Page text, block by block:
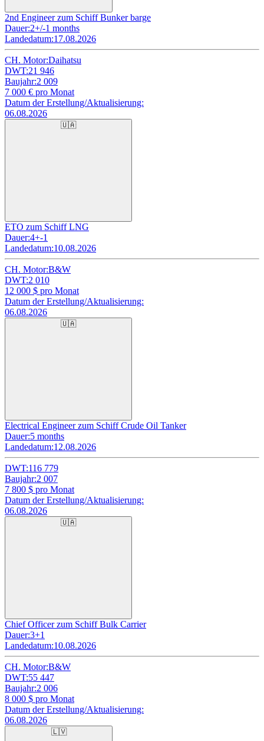
2nd Engineer zum Schiff Bunker barge
Dauer:2+/-1 months
Landedatum:17.08.2026
CH. Motor:Daihatsu
DWT:21 946
Baujahr:2 009
7 000 € pro Monat
Datum der Erstellung/Aktualisierung:
06.08.2026
🇺🇦
ETO zum Schiff LNG
Dauer:4+-1
Landedatum:10.08.2026
CH. Motor:B&W
DWT:2 010
12 000 $ pro Monat
Datum der Erstellung/Aktualisierung:
06.08.2026
🇺🇦
Electrical Engineer zum Schiff Crude Oil Tanker
Dauer:5 months
Landedatum:12.08.2026
DWT:116 779
Baujahr:2 007
7 800 $ pro Monat
Datum der Erstellung/Aktualisierung:
06.08.2026
🇺🇦
Chief Officer zum Schiff Bulk Carrier
Dauer:3+1
Landedatum:10.08.2026
CH. Motor:B&W
DWT:55 447
Baujahr:2 006
8 000 $ pro Monat
Datum der Erstellung/Aktualisierung:
06.08.2026
🇱🇻